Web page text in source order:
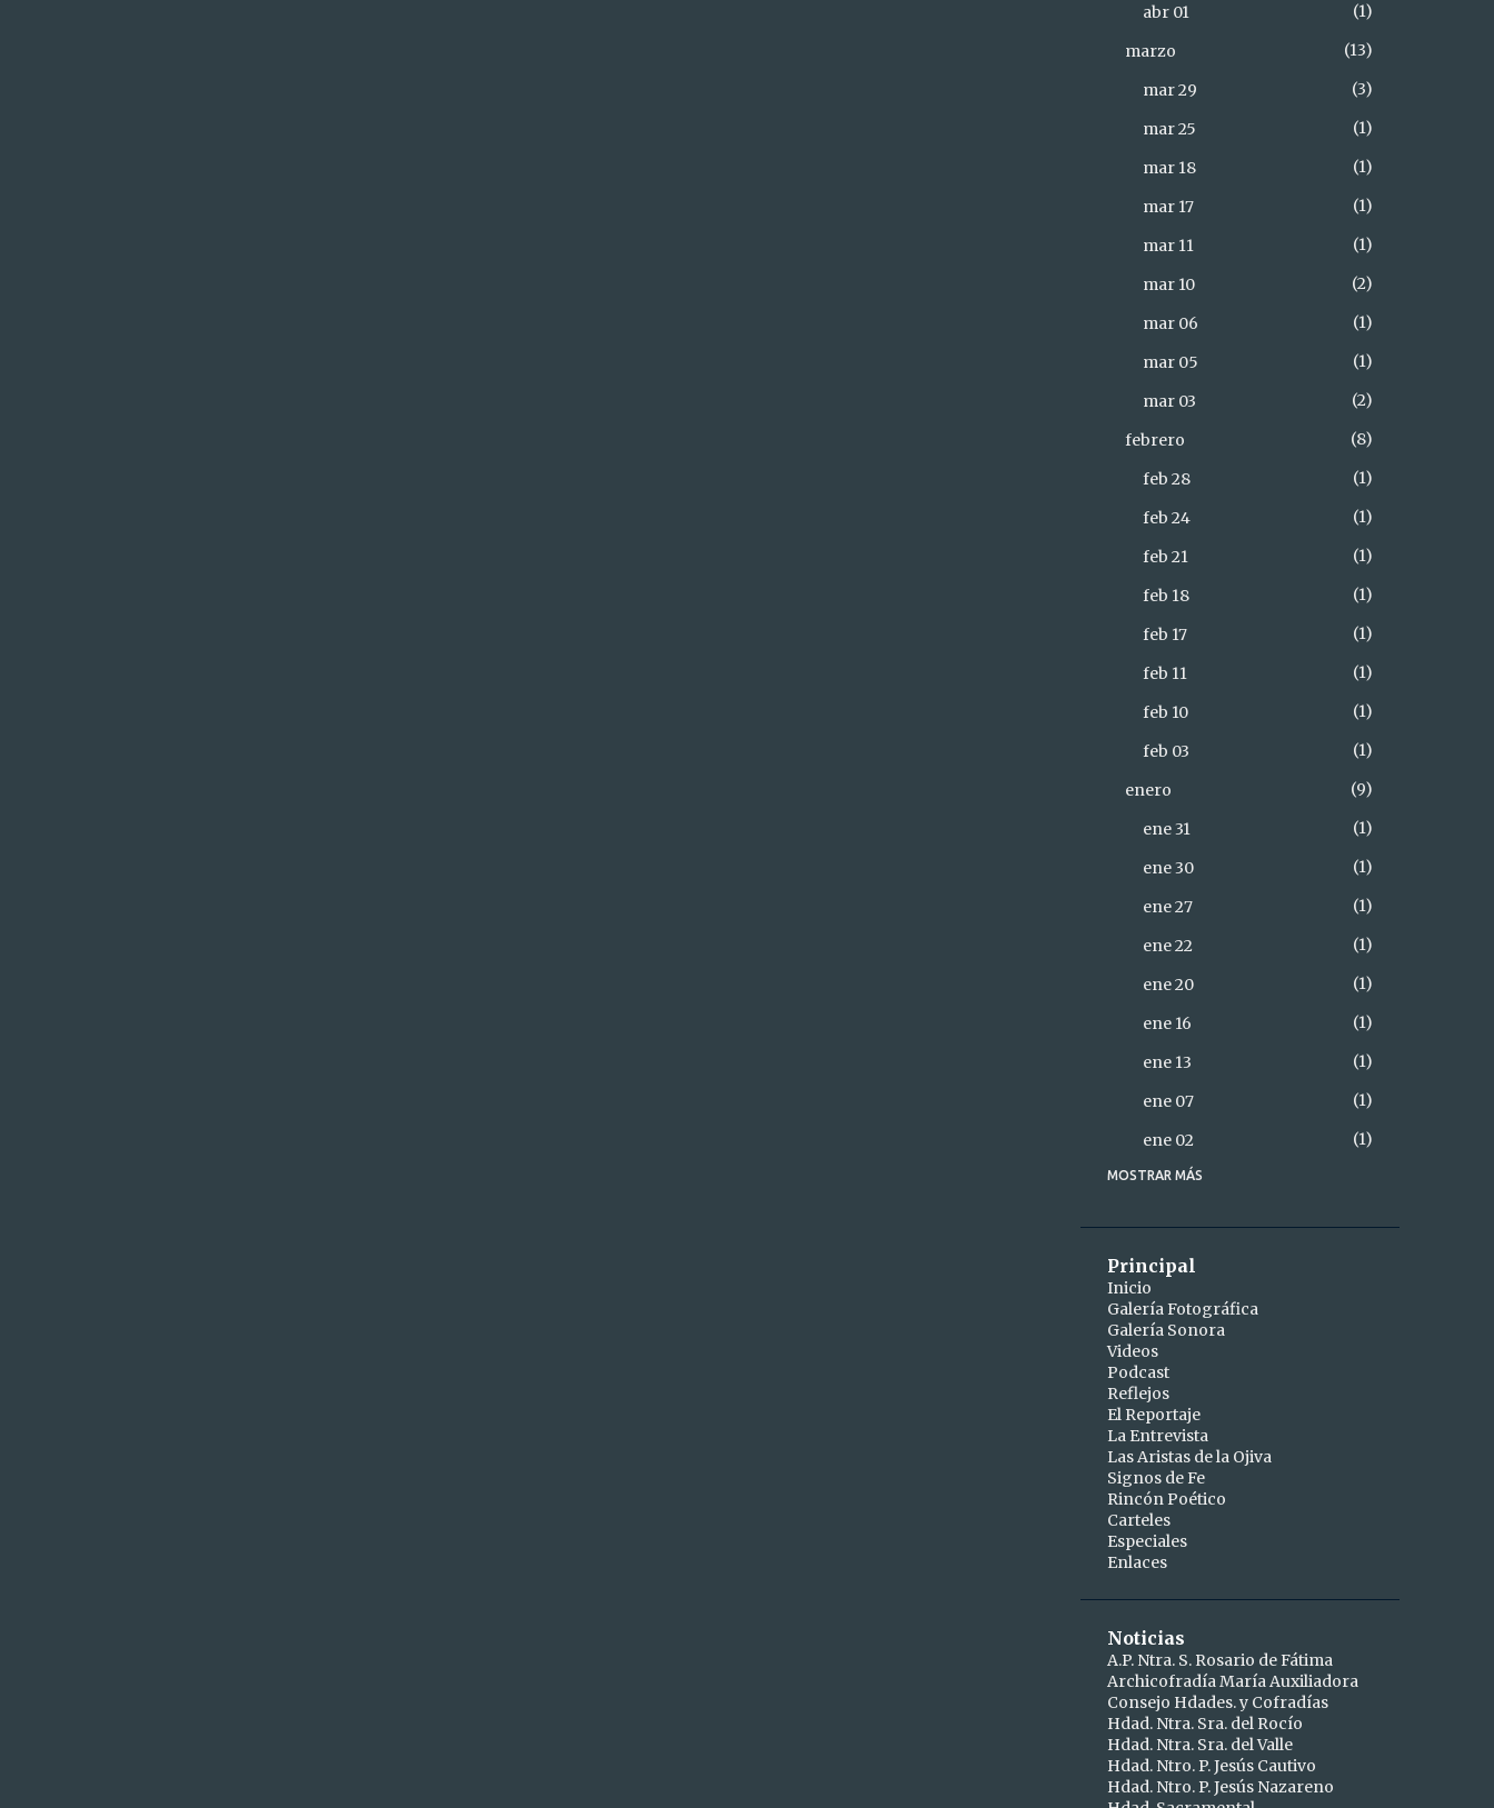
abr 01
1
marzo
13
mar 29
3
mar 25
1
mar 18
1
mar 17
1
mar 11
1
mar 10
2
mar 06
1
mar 05
1
mar 03
2
febrero
8
feb 28
1
feb 24
1
feb 21
1
feb 18
1
feb 17
1
feb 11
1
feb 10
1
feb 03
1
enero
9
ene 31
1
ene 30
1
ene 27
1
ene 22
1
ene 20
1
ene 16
1
ene 13
1
ene 07
1
ene 02
1
2021
dic 28
dic 26
abril
abr 15
abr 10
marzo
mar 25
mar 24
mar 19
mar 16
1
mar 11
mar 09
mar 06
mar 04
febrero
MOSTRAR MÁS
Principal
Inicio
Galería Fotográfica
Galería Sonora
Videos
Podcast
Reflejos
El Reportaje
La Entrevista
Las Aristas de la Ojiva
Signos de Fe
Rincón Poético
Carteles
Especiales
Enlaces
Noticias
A.P. Ntra. S. Rosario de Fátima
Archicofradía María Auxiliadora
Consejo Hdades. y Cofradías
Hdad. Ntra. Sra. del Rocío
Hdad. Ntra. Sra. del Valle
Hdad. Ntro. P. Jesús Cautivo
Hdad. Ntro. P. Jesús Nazareno